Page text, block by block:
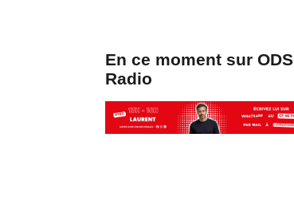
En ce moment sur ODS
Radio